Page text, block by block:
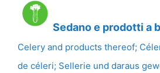
Sedano e prodotti a
Celery and products thereof;
de céleri; Sellerie und daraus